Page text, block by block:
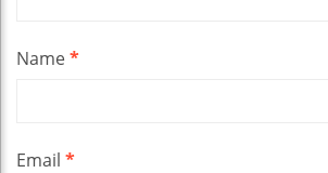
Name*
Email *